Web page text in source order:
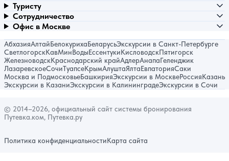
Туристу
Сотрудничество
Офис в Москве
АбхазияАлтайБелокурихаБеларусьЭкскурсии в Санкт-Петербурге
СветлогорскКавМинВодыЕссентукиКисловодскПятигорск
ЖелезноводскКраснодарский крайАдлерАнапаГеленджик
ЛазаревскоеСочиТуапсеКрымАлуштаЯлтаЕвпаторияСаки
Москва и ПодмосковьеБашкирияЭкскурсии в МосквеРоссияКазань
Экскурсии в КазаниЭкскурсии в КалининградеЭкскурсии в Сочи
© 2014–2026, официальный сайт системы бронирования
Путевка.ком, Путевка.ру
Политика конфиденциальностиКарта сайта